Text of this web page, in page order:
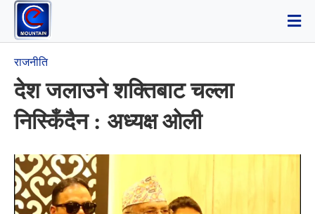
राजनीति
देश जलाउने शक्तिबाट चल्ला
निस्किँदैन : अध्यक्ष ओली